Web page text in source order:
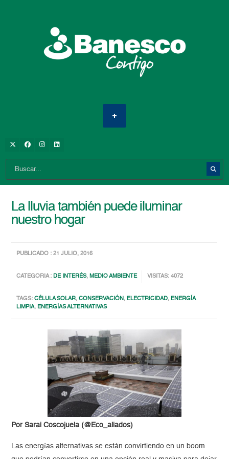
La lluvia también puede iluminar
nuestro hogar
PUBLICADO : 21 JULIO, 2016
CATEGORIA :DE INTERÉS,MEDIO AMBIENTE VISITAS: 4072
TAGS:CÉLULA SOLAR,CONSERVACIÓN, ELECTRICIDAD, ENERGÍA
LIMPIA, ENERGÍAS ALTERNATIVAS
Por Sarai Coscojuela (@Eco_aliados)
Las energías alternativas se están convirtiendo en un boom